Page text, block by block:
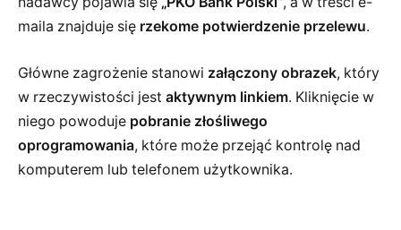
maila znajduje się rzekome potwierdzenie przelewu.
Główne zagrożenie stanowi załączony obrazek, który
w rzeczywistości jest aktywnym linkiem. Kliknięcie w
niego powoduje pobranie złośliwego
oprogramowania, które może przejąć kontrolę nad
komputerem lub telefonem użytkownika.